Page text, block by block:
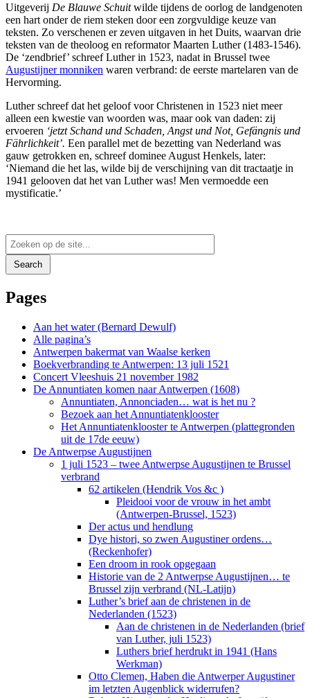
Uitgeverij De Blauwe Schuitwilde tijdens de oorlog de landgenoten
een hart onder de riem steken door een zorgvuldige keuze van
teksten. Zo verschenen er zeven uitgaven in het Duits, waarvan drie
teksten van de theoloog en reformator Maarten Luther (1483-1546).
De ‘zendbrief’ schreef Luther in 1523, nadat in Brussel twee
Augustijner monniken waren verbrand: de eerste martelaren van de
Hervorming.
Luther schreef dat het geloof voor Christenen in 1523 niet meer
alleen een kwestie van woorden was, maar ook van daden: zij
ervoeren ‘jetzt Schand und Schaden, Angst und Not, Gefängnis und
Fährlichkeit’. Een parallel met de bezetting van Nederland was
gauw getrokken en, schreef dominee August Henkels, later:
‘Niemand die het las, wilde bij de verschijning van dit tractaatje in
1941 gelooven dat het van Luther was! Men vermoedde een
mystificatie.’
Search
Pages
Aan het water (Bernard Dewulf)
Alle pagina’s
Antwerpen bakermat van Waalse kerken
Boekverbranding te Antwerpen: 13 juli 1521
Concert Vleeshuis 21 november 1982
De Annuntiaten komen naar Antwerpen (1608)
Annuntiaten, Annonciaden… wat is het nu ?
Bezoek aan het Annuntiatenklooster
Het Annuntiatenklooster te Antwerpen (plattegronden
uit de 17de eeuw)
De Antwerpse Augustijnen
1 juli 1523 – twee Antwerpse Augustijnen te Brussel
verbrand
62 artikelen (Hendrik Vos &c )
Pleidooi voor de vrouw in het ambt
(Antwerpen-Brussel, 1523)
Der actus und hendlung
Dye histori, so zwen Augustiner ordens…
(Reckenhofer)
Een droom in rook opgegaan
Historie van de 2 Antwerpse Augustijnen… te
Brussel zijn verbrand (NL-Latijn)
Luther’s brief aan de christenen in de
Nederlanden (1523)
Aan de christenen in de Nederlanden (brief
van Luther, juli 1523)
Luthers brief herdrukt in 1941 (Hans
Werkman)
Otto Clemen, Haben die Antwerper Augustiner
im letzten Augenblick widerrufen?